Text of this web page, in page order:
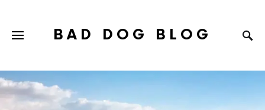
BAD DOG BLOG